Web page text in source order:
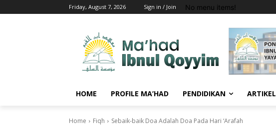
Friday, August 7, 2026 Sign in / Join No menu items!
HOME PROFILE MA’HAD PENDIDIKAN ARTIKEL
Home Fiqh Sebaik-baik Doa Adalah Doa Pada Hari ‘Arafah